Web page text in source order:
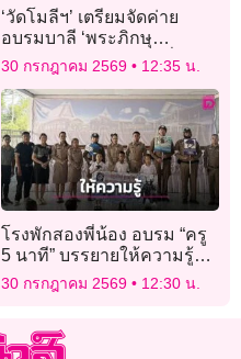
‘วัดโมลีฯ’ เตรียมจัดค่าย
อบรมบาลี ‘พระภิกษุ
สามเณร’ เข้ม 2 เดือนที่
อินเดีย-เนปาล ก่อนลงสนาม
สอบป.ธ.8-9
30 กรกฎาคม 2569 12:35 น.
โรงพักสองพี่น้อง อบรม “ครู
5 นาที” บรรยายให้ความรู้
วินัยจราจร-ยาเสพติด
30 กรกฎาคม 2569 12:30 น.